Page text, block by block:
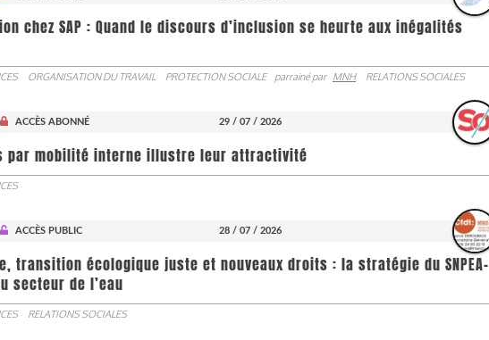
chez SAP : Quand le discours d’inclusion se heurte aux inégalités
ORGANISATION DU TRAVAIL PROTECTION SOCIALE parrainé par MNH RELATIONS SOCIALES
ACCÈS ABONNÉ 29 / 07 / 2026
par mobilité interne illustre leur attractivité
ACCÈS PUBLIC 28 / 07 / 2026
transition écologique juste et nouveaux droits : la stratégie du SNPEA-
secteur de l’eau
RELATIONS SOCIALES